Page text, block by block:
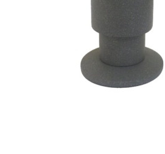
Витяжки для кухні
Варильні поверхні
Переглянути всі